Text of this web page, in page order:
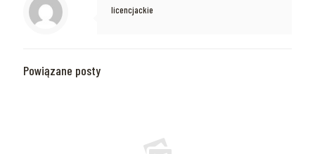
licencjackie
Powiązane posty